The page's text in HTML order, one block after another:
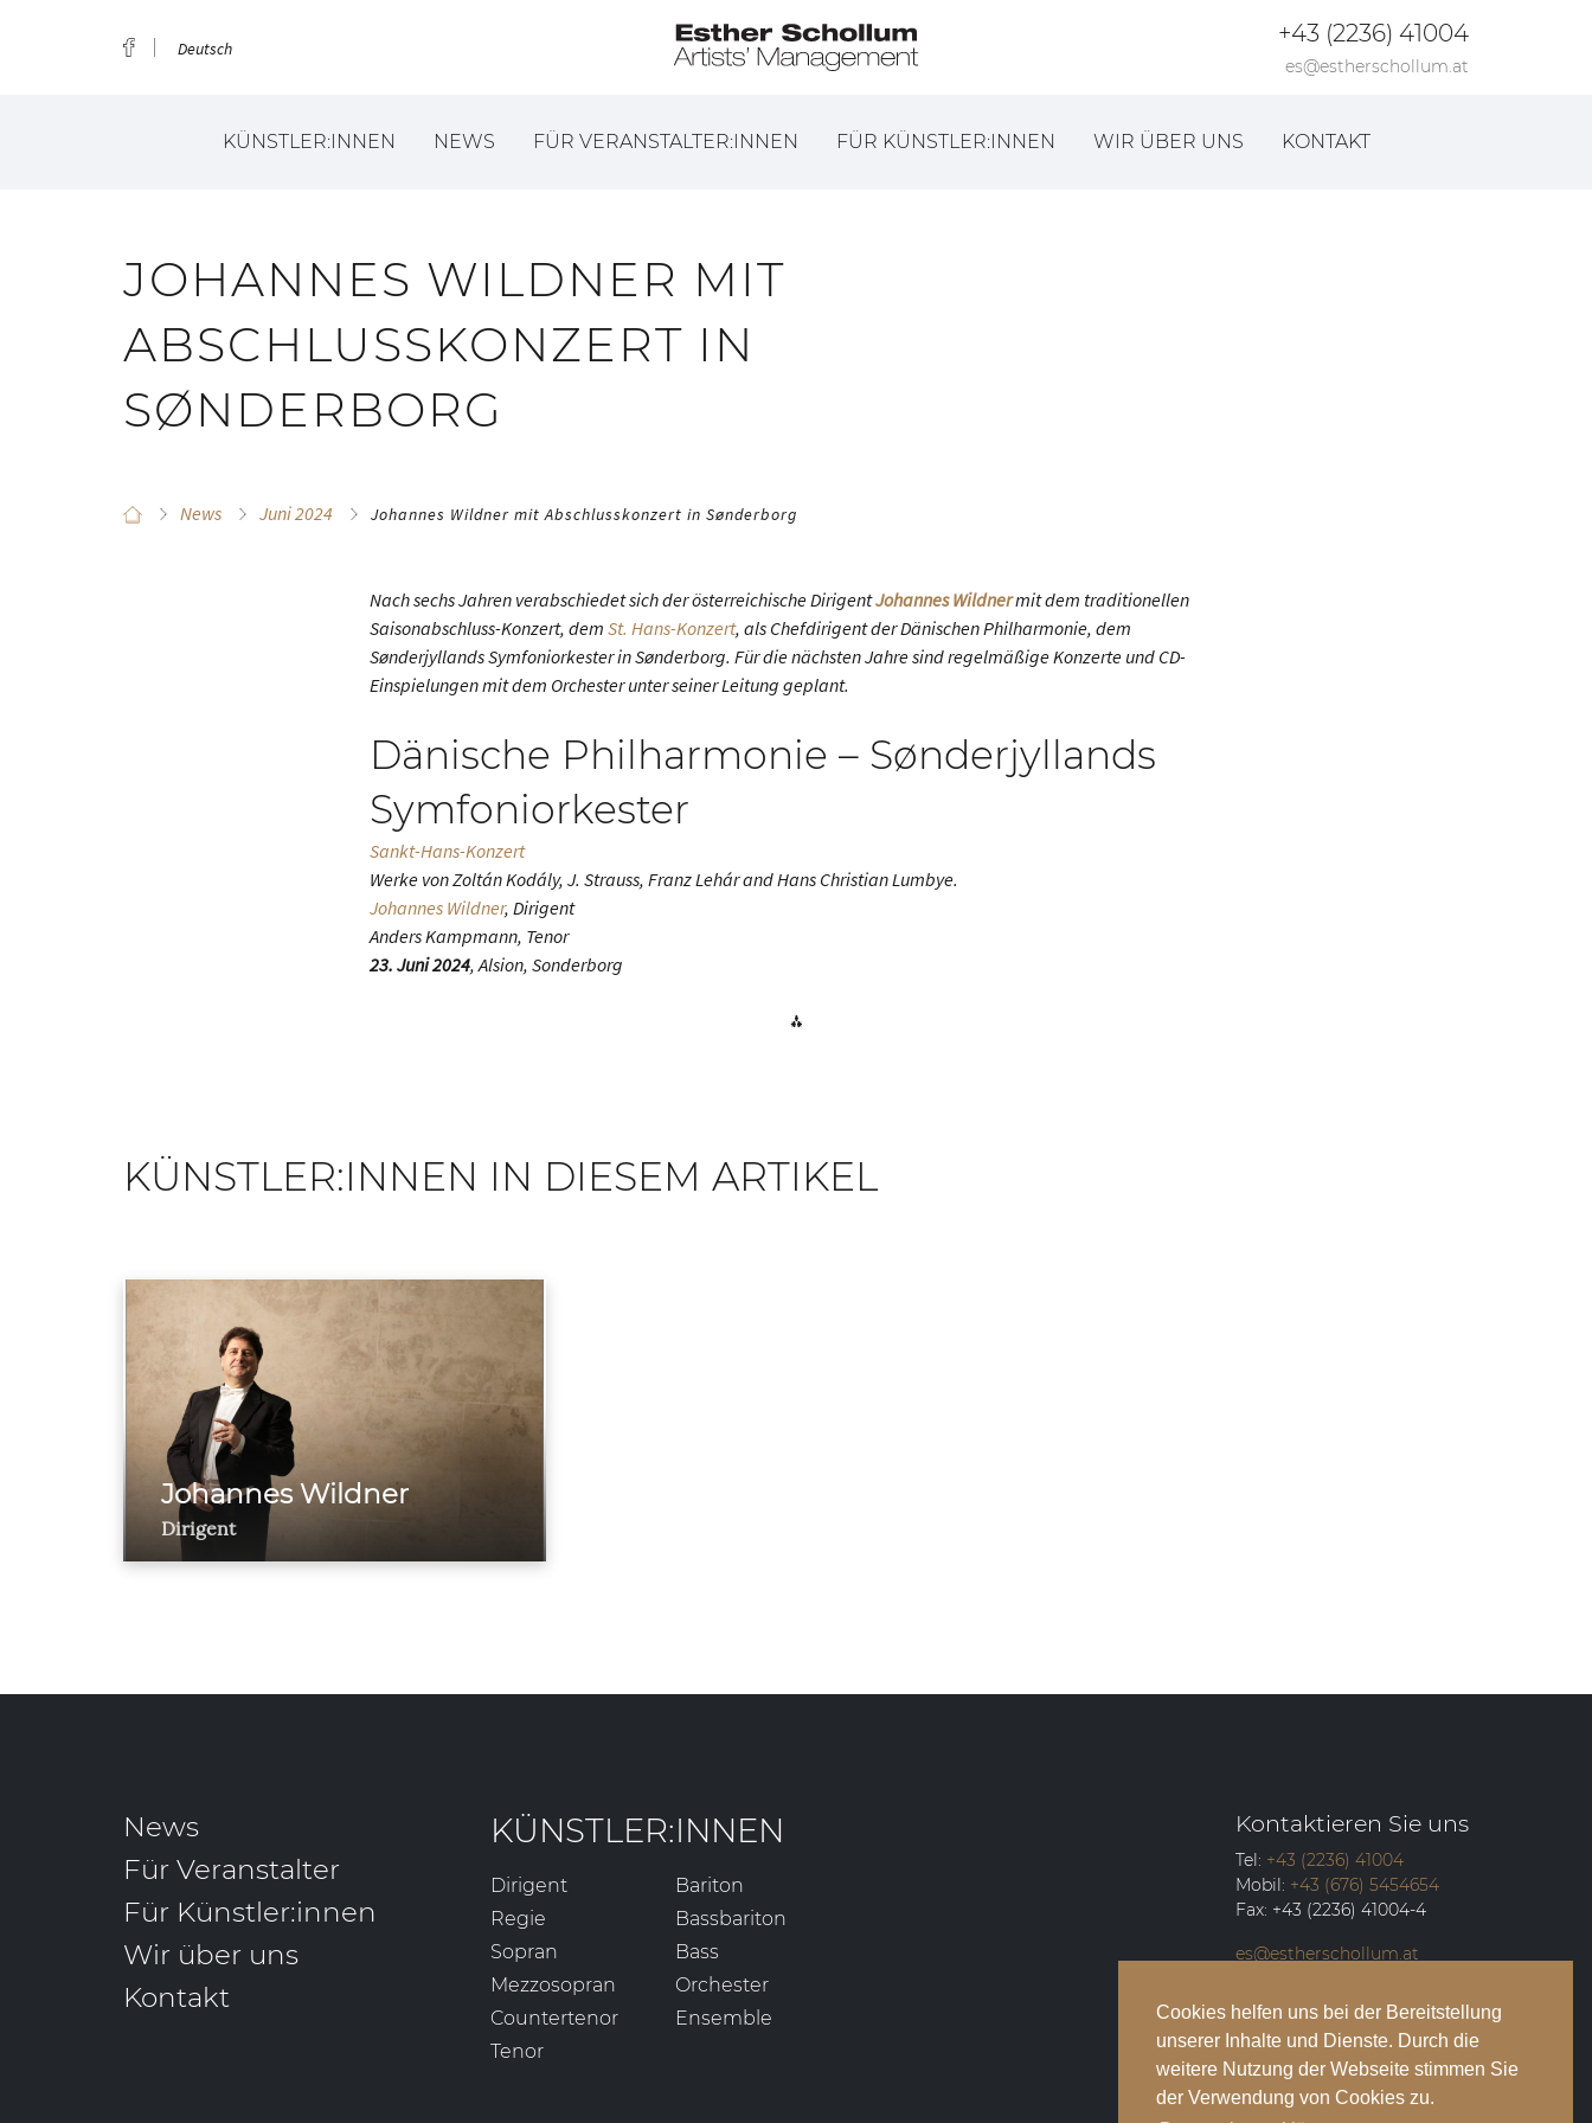
Cookies helfen uns bei der Bereitstellung
unserer Inhalte und Dienste. Durch die
weitere Nutzung der Webseite stimmen Sie
der Verwendung von Cookies zu.
Deutsch
+43 (2236) 41004
es@estherschollum.at
KÜNSTLER:INNEN NEWS FÜR VERANSTALTER:INNEN FÜR KÜNSTLER:INNEN WIR ÜBER UNS KONTAKT
JOHANNES WILDNER MIT
ABSCHLUSSKONZERT IN
SØNDERBORG
News Juni 2024 Johannes Wildner mit Abschlusskonzert in Sønderborg
Nach sechs Jahren verabschiedet sich der österreichische DirigentJohannes Wildnermit dem traditionellen
Saisonabschluss-Konzert, dem St. Hans-Konzert, als Chefdirigent der Dänischen Philharmonie, dem
Sønderjyllands Symfoniorkester in Sønderborg. Für die nächsten Jahre sind regelmäßige Konzerte und CD-
Einspielungen mit dem Orchester unter seiner Leitung geplant.
Dänische Philharmonie – Sønderjyllands
Symfoniorkester
Sankt-Hans-Konzert
Werke von Zoltán Kodály, J. Strauss, Franz Lehár and Hans Christian Lumbye.
Johannes Wildner, Dirigent
Anders Kampmann, Tenor
23. Juni 2024, Alsion, Sonderborg
⁂
KÜNSTLER:INNEN IN DIESEM ARTIKEL
Johannes Wildner
Dirigent
KÜNSTLER:INNEN
Dirigent
Regie
Sopran
Mezzosopran
Countertenor
Tenor
Bariton
Bassbariton
Bass
Orchester
Ensemble
News
Für Veranstalter
Für Künstler:innen
Wir über uns
Kontakt
Kontaktieren Sie uns
Tel: +43 (2236) 41004
Mobil: +43 (676) 5454654
Fax: +43 (2236) 41004-4
es@estherschollum.at
Guntramsdorfer Straße 12/2
2340 Mödling